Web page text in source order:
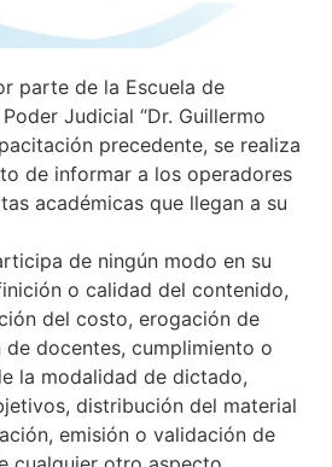
parte de la Escuela de
Judicial “Dr. Guillermo
precedente, se realiza
de informar a los operadores
académicas que llegan a su
de ningún modo en su
o calidad del contenido,
del costo, erogación de
de docentes, cumplimiento o
la modalidad de dictado,
distribución del material
emisión o validación de